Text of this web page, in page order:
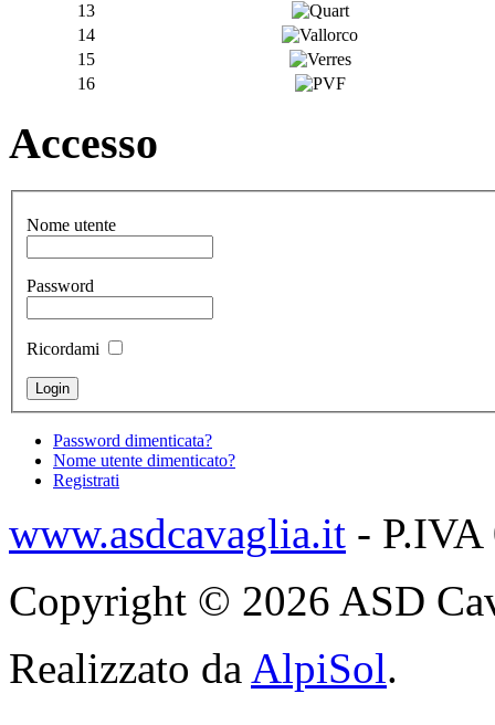
13
14
15
16
Accesso
Nome utente
Password
Ricordami
Password dimenticata?
Nome utente dimenticato?
Registrati
www.asdcavaglia.it -
Copyright © 2026 ASD
Realizzato da AlpiSol.